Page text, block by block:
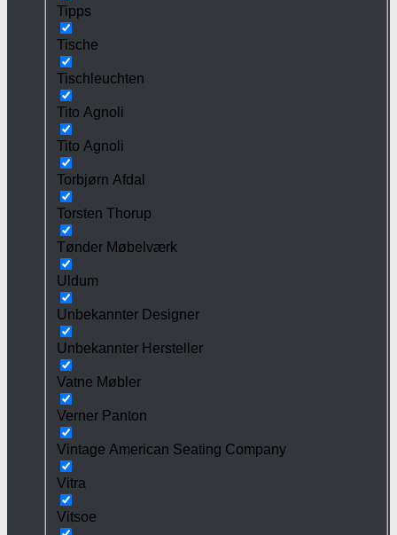
Tipps
Tische
Tischleuchten
Tito Agnoli
Tito Agnoli
Torbjørn Afdal
Torsten Thorup
Tønder Møbelværk
Uldum
Unbekannter Designer
Unbekannter Hersteller
Vatne Møbler
Verner Panton
Vintage American Seating Company
Vitra
Vitsoe